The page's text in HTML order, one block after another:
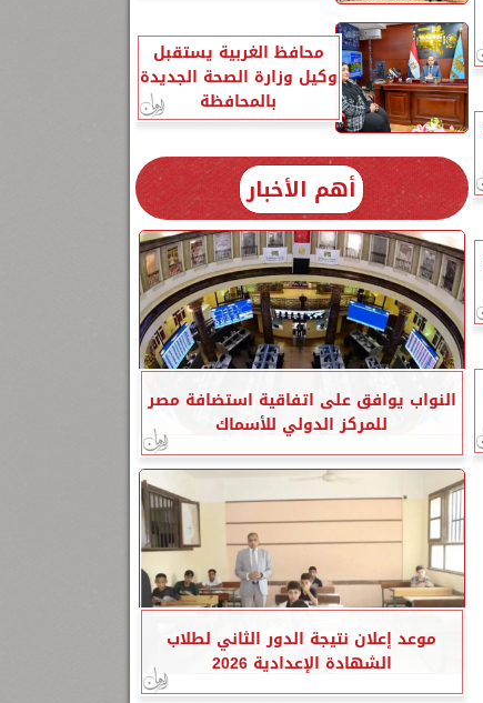
محافظ الغربية يستقبل
وكيل وزارة الصحة الجديدة
بالمحافظة
أهم الأخبار
النواب يوافق على اتفاقية استضافة مصر
للمركز الدولي للأسماك
موعد إعلان نتيجة الدور الثاني لطلاب
الشهادة الإعدادية 2026